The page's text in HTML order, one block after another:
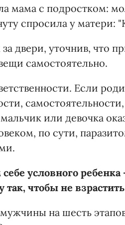
мама с подростком:
спросила у матери:
двери, уточнив, что
самостоятельно.
Если
или девочка
по сути,
условного
чтобы не
на шесть